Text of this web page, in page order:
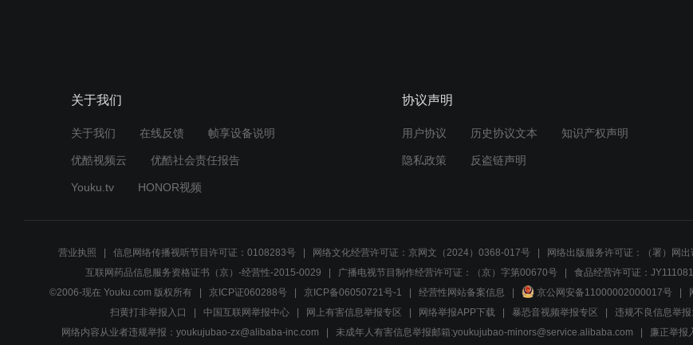
关于我们
关于我们 在线反馈 帧享设备说明
优酷视频云 优酷社会责任报告
Youku.tv HONOR视频
协议声明
用户协议 历史协议文本 知识产权声明
隐私政策 反盗链声明
营业执照 信息网络传播视听节目许可证：0108283号 网络文化经营许可证：京网文（2024）0368-017号 网络出版服务许可证：（署）网
互联网药品信息服务资格证书（京）-经营性-2015-0029
广播电视节目制作经营许可证：（京）字第00670号 食品经营许可证：
©2006-现在 Youku.com 版权所有
京ICP证060288号 京ICP备06050721号-1 经营性网站备案信息 京公网安备11000002000017号
扫黄打非举报入口
中国互联网举报中心 网上有害信息举报专区 网络举报APP下载 暴恐音视频举报专区
违规不良信息举
网络内容从业者违规举报：youkujubao-zx@alibaba-inc.com
未成年人有害信息举报邮箱:youkujubao-minors@service.alibaba.com 廉正举报